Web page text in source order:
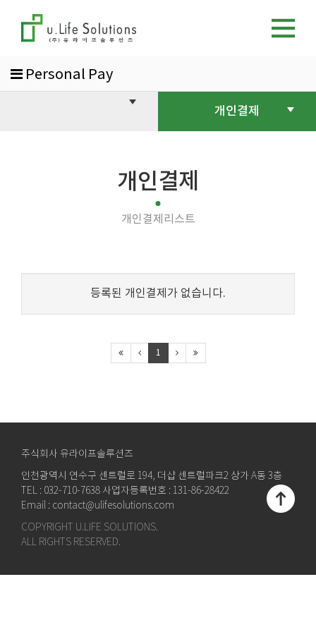
Personal Pay
개인결제
개인결제
개인결제리스트
등록된 개인결제가 없습니다.
1
주식회사 유라이프솔루션즈
인천광역시 연수구 센트럴로 194, 더샵 센트럴파크2 상가 A동 3층
TEL : 032-710-7638 사업자등록번호 : 131-86-28422
Email : contact@ulifesolutions.com
COPYRIGHT U.LIFE SOLUTIONS.
ALL RIGHTS RESERVED.